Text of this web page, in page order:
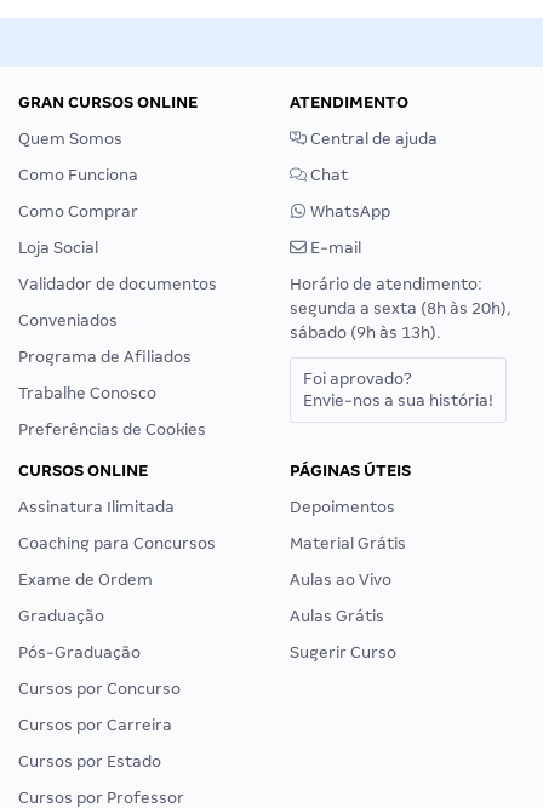
GRAN CURSOS ONLINE
Quem Somos
Como Funciona
Como Comprar
Loja Social
Validador de documentos
Conveniados
Programa de Afiliados
Trabalhe Conosco
Preferências de Cookies
ATENDIMENTO
Central de ajuda
Chat
WhatsApp
E-mail
Horário de atendimento:
segunda a sexta (8h às 20h),
sábado (9h às 13h).
Foi aprovado?
Envie-nos a sua história!
CURSOS ONLINE
Assinatura Ilimitada
Coaching para Concursos
Exame de Ordem
Graduação
Pós-Graduação
Cursos por Concurso
Cursos por Carreira
Cursos por Estado
Cursos por Professor
PÁGINAS ÚTEIS
Depoimentos
Material Grátis
Aulas ao Vivo
Aulas Grátis
Sugerir Curso